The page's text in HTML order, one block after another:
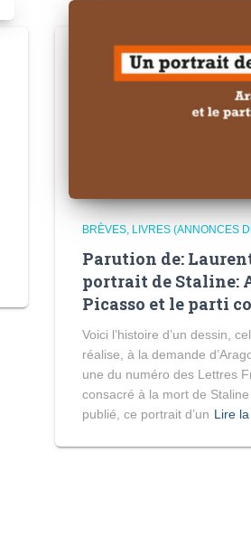
BRÈVES LIVRES (ANNONCES
Parution de:
portrait de Staline:
Picasso et le parti
Voici l’histoire d’un dessin,
réalise, à la demande
une du numéro des Lettres
consacré à la mort de
publié, ce portrait d’un Lire